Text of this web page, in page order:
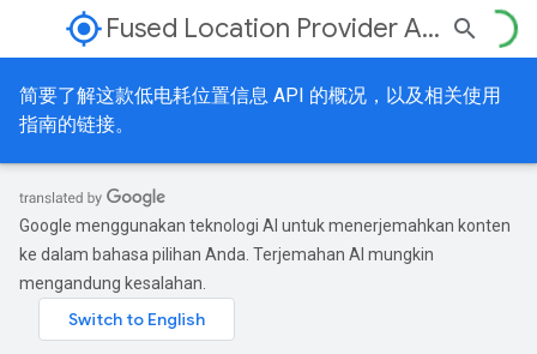
my_location Fused Location Provider API
简要了解这款低电耗位置信息 API 的概况，以及相关使用
指南的链接。
Google menggunakan teknologi AI untuk menerjemahkan konten
ke dalam bahasa pilihan Anda. Terjemahan AI mungkin
mengandung kesalahan.